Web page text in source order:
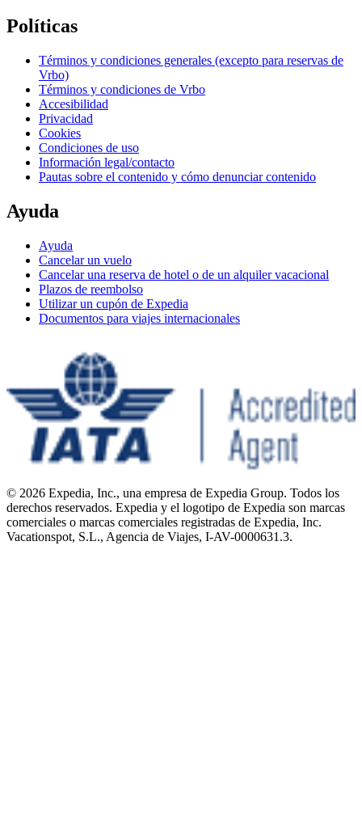
Políticas
Términos y condiciones generales (excepto para reservas de
Vrbo)
Términos y condiciones de Vrbo
Accesibilidad
Privacidad
Cookies
Condiciones de uso
Información legal/contacto
Pautas sobre el contenido y cómo denunciar contenido
Ayuda
Ayuda
Cancelar un vuelo
Cancelar una reserva de hotel o de un alquiler vacacional
Plazos de reembolso
Utilizar un cupón de Expedia
Documentos para viajes internacionales
© 2026 Expedia, Inc., una empresa de Expedia Group. Todos los
derechos reservados. Expedia y el logotipo de Expedia son marcas
comerciales o marcas comerciales registradas de Expedia, Inc.
Vacationspot, S.L., Agencia de Viajes, I-AV-0000631.3.